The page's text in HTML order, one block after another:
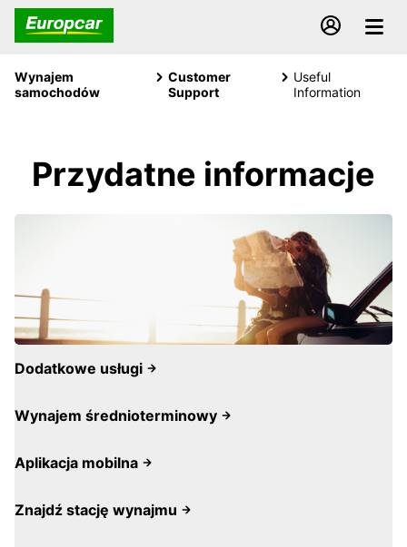
Wynajem
samochodów
Customer
Support
Useful
Information
Przydatne informacje
Dodatkowe usługi
Wynajem średnioterminowy
Aplikacja mobilna
Znajdź stację wynajmu